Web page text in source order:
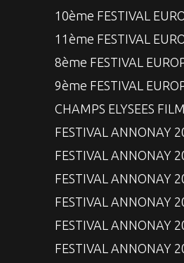
10ème FESTIVAL
11ème FESTIVAL
8ème FESTIVAL
9ème FESTIVAL
CHAMPS ELYSEES
FESTIVAL ANNONAY
FESTIVAL ANNONAY
FESTIVAL ANNONAY
FESTIVAL ANNONAY
FESTIVAL ANNONAY
FESTIVAL ANNONAY